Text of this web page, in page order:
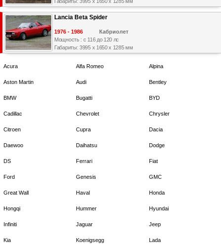
Lancia Beta Spider
1976 - 1986
Кабриолет
Мощность : с 116 до 120 лс
Габариты: 3995 x 1650 x 1285 мм
Acura Alfa Romeo Alpina
Aston Martin Audi Bentley
BMW Bugatti BYD
Cadillac Chevrolet Chrysler
Citroen Cupra Dacia
Daewoo Daihatsu Dodge
DS Ferrari Fiat
Ford Genesis GMC
Great Wall Haval Honda
Hongqi Hummer Hyundai
Infiniti Jaguar Jeep
Kia Koenigsegg Lada